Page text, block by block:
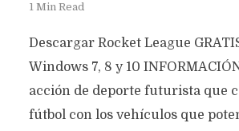
1 Min Read
Descargar Rocket League
Windows 7, 8 y 10
acción de deporte futurista que
fútbol con los vehículos que